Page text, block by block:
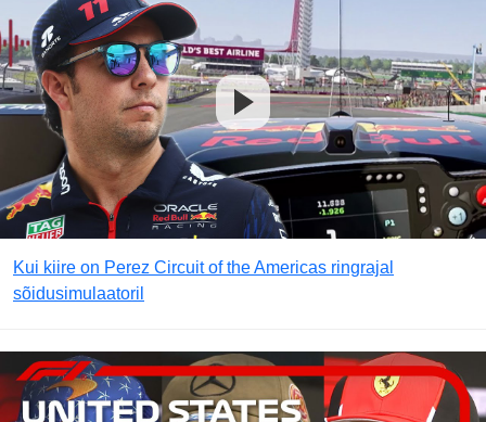
Kui kiire on Perez Circuit of the Americas ringrajal
sõidusimulaatoril